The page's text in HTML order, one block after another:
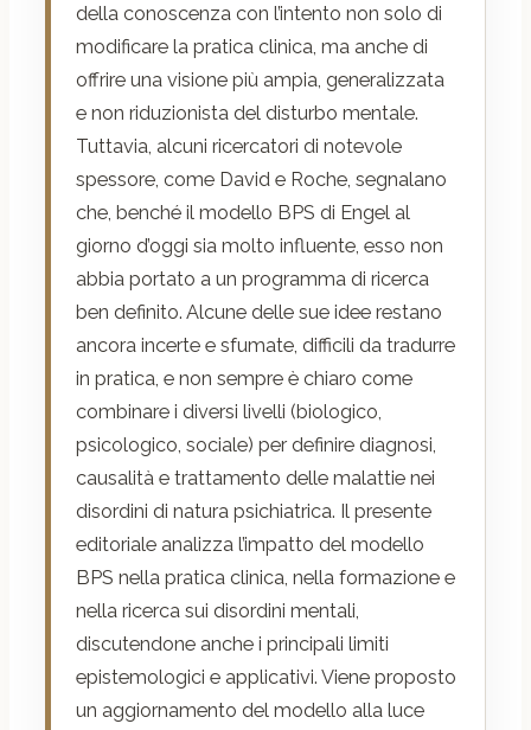
della conoscenza con l’intento non solo di
modificare la pratica clinica, ma anche di
offrire una visione più ampia, generalizzata
e non riduzionista del disturbo mentale.
Tuttavia, alcuni ricercatori di notevole
spessore, come David e Roche, segnalano
che, benché il modello BPS di Engel al
giorno d’oggi sia molto influente, esso non
abbia portato a un programma di ricerca
ben definito. Alcune delle sue idee restano
ancora incerte e sfumate, difficili da tradurre
in pratica, e non sempre è chiaro come
combinare i diversi livelli (biologico,
psicologico, sociale) per definire diagnosi,
causalità e trattamento delle malattie nei
disordini di natura psichiatrica. Il presente
editoriale analizza l’impatto del modello
BPS nella pratica clinica, nella formazione e
nella ricerca sui disordini mentali,
discutendone anche i principali limiti
epistemologici e applicativi. Viene proposto
un aggiornamento del modello alla luce